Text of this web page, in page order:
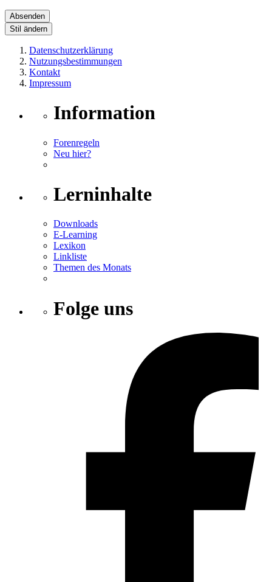
Stil ändern
Datenschutzerklärung
Nutzungsbestimmungen
Kontakt
Impressum
Information
Forenregeln
Neu hier?
Lerninhalte
Downloads
E-Learning
Lexikon
Linkliste
Themen des Monats
Folge uns